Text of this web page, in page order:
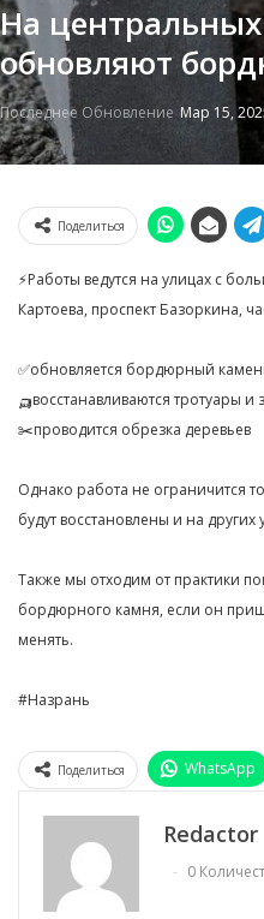
На
обновляют
Последнее Обновление Мар 15,
Поделиться
⚡️Работы ведутся на улицах с
Картоева, проспект Базоркина,
✅обновляется бордюрный
🛺восстанавливаются тротуары
✂️проводится обрезка деревьев
Однако работа не ограничится
будут восстановлены и на других
Также мы отходим от практики
бордюрного камня, если он
менять.
#Назрань
Поделиться WhatsApp
Redactor
0